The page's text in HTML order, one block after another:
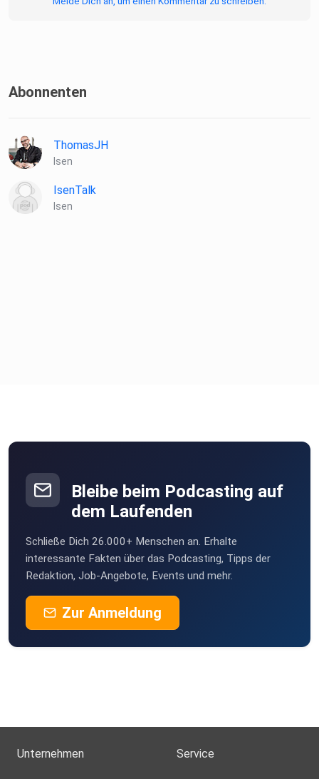
Abonnenten
ThomasJH
Isen
IsenTalk
Isen
Bleibe beim Podcasting auf
dem Laufenden
Schließe Dich 26.000+ Menschen an. Erhalte
interessante Fakten über das Podcasting, Tipps der
Redaktion, Job-Angebote, Events und mehr.
Zur Anmeldung
Unternehmen Service